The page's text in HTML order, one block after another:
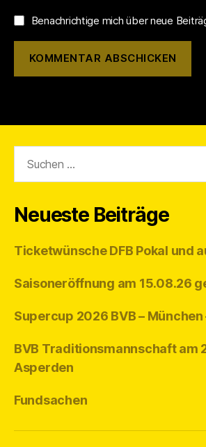
Benachrichtige mich über neue
nach:
Neueste Beiträge
Ticketwünsche DFB Pokal und
Saisoneröffnung am 15.08.26
Supercup 2026 BVB – München
BVB Traditionsmannschaft am
Asperden
Fundsachen